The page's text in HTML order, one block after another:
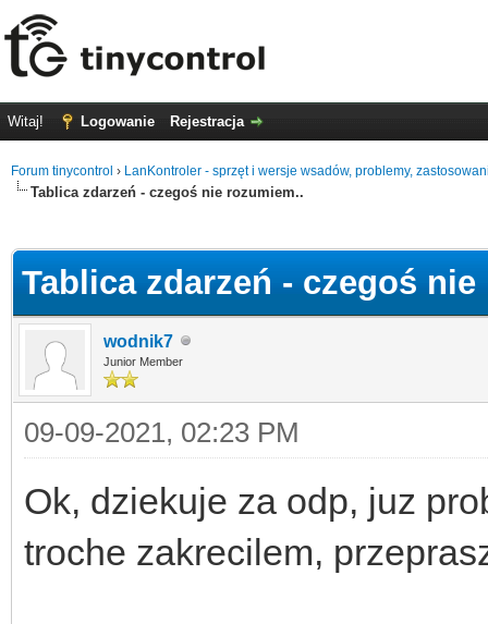
Witaj! Logowanie Rejestracja
Forum tinycontrol › LanKontroler - sprzęt i wersje wsadów, problemy,
Tablica zdarzeń - czegoś nie rozumiem..
Tablica zdarzeń - czegoś
wodnik7
Junior Member
09-09-2021, 02:23 PM
Ok, dziekuje za odp, juz
troche zakrecilem,